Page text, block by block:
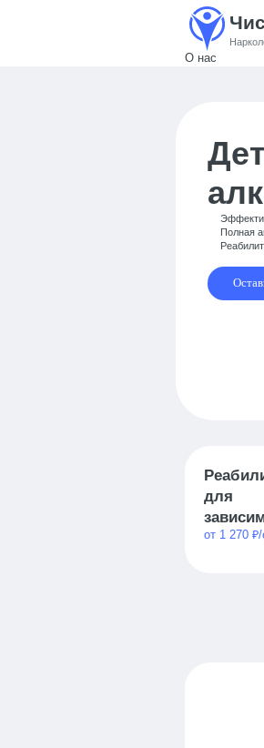
О нас
Полная
для
от 1 270 ₽/